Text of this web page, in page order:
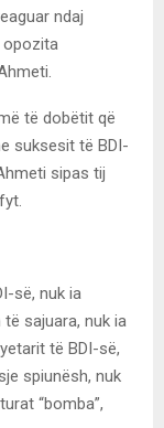
ndaj
opozita
të dobëtit që
suksesit të BDI-
sipas tij
së, nuk ia
sajuara, nuk ia
të BDI-së,
spiunësh, nuk
“bomba”,